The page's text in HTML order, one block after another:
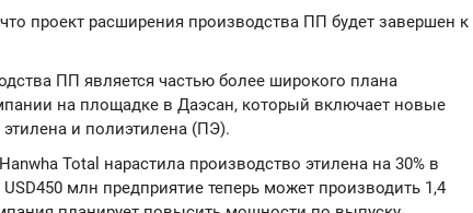
проект расширения производства ПП будет завершен к
ПП является частью более широкого плана
на площадке в Даэсан, который включает новые
и полиэтилена (ПЭ).
Total нарастила производство этилена на 30% в
млн предприятие теперь может производить 1,4